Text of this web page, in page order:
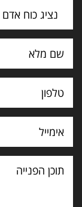
נציג כוח אדם
תוכן
הפנייה